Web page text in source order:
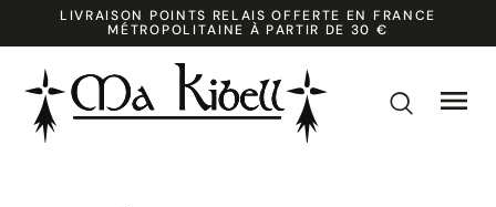
LIVRAISON POINTS RELAIS OFFERTE EN FRANCE
MÉTROPOLITAINE À PARTIR DE 30 €

k